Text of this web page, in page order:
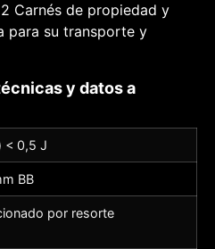
Carnés de propiedad y
para su transporte y
y datos a
< 0,5 J
BB
por resorte